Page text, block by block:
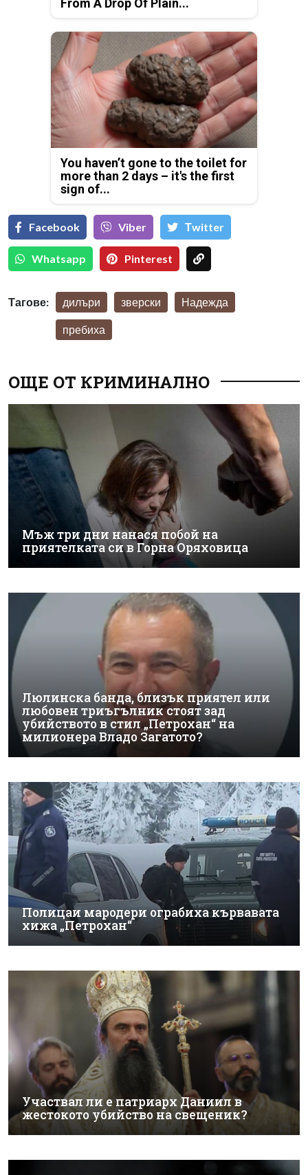
From A Drop Of Plain...
You haven’t gone to the toilet for
more than 2 days – it's the first
sign of...
Facebook Viber Тwitter
Whatsapp Pinterest
Тагове: дилъри зверски Надежда
пребиха
ОЩЕ ОТ КРИМИНАЛНО
Мъж три дни нанася побой на
приятелката си в Горна Оряховица
Люлинска банда, близък приятел или
любовен триъгълник стоят зад
убийството в стил „Петрохан“ на
милионера Владо Загатото?
Полицаи мародери ограбиха кървавата
хижа „Петрохан“
Участвал ли е патриарх Даниил в
жестокото убийство на свещеник?